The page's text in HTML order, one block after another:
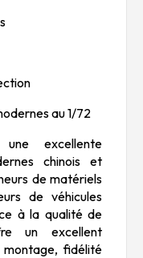
au 1/72
excellente
chinois et
de matériels
de véhicules
à la qualité de
un excellent
fidélité